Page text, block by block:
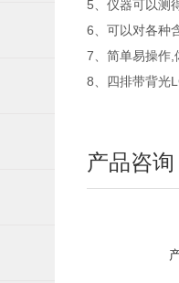
5、仪器可以测
6、可以对各种
7、简单易操作,
8、四排带背光
产品咨询